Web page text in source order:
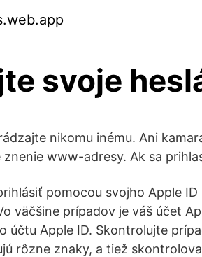
svoje
nikomu inému. Ani
www-adresy. Ak sa
pomocou svojho Apple
väčšine prípadov je váš účet
účtu Apple ID. Skontrolujte
rôzne znaky, a tiež